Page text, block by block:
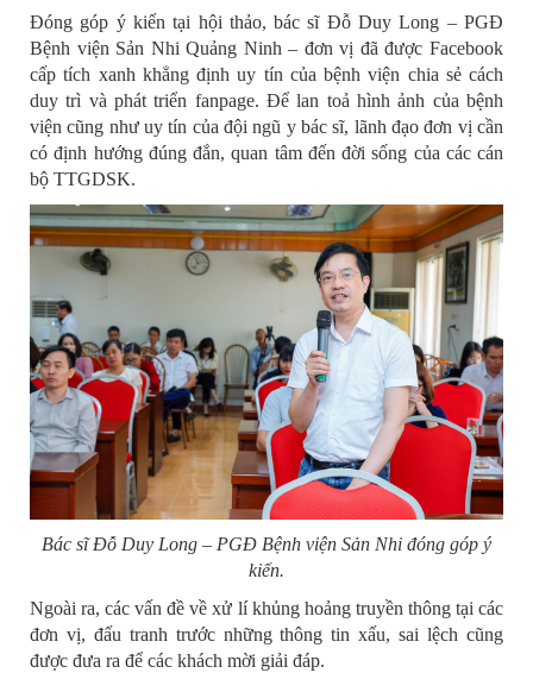
Đóng góp ý kiến tại hội thảo, bác sĩ Đỗ Duy Long – PGĐ
Bệnh viện Sản Nhi Quảng Ninh – đơn vị đã được Facebook
cấp tích xanh khẳng định uy tín của bệnh viện chia sẻ cách
duy trì và phát triển fanpage. Để lan toả hình ảnh của bệnh
viện cũng như uy tín của đội ngũ y bác sĩ, lãnh đạo đơn vị cần
có định hướng đúng đắn, quan tâm đến đời sống của các cán
bộ TTGDSK.
Bác sĩ Đỗ Duy Long – PGĐ Bệnh viện Sản Nhi đóng góp ý
kiến.
Ngoài ra, các vấn đề về xử lí khủng hoảng truyền thông tại các
đơn vị, đấu tranh trước những thông tin xấu, sai lệch cũng
được đưa ra để các khách mời giải đáp.